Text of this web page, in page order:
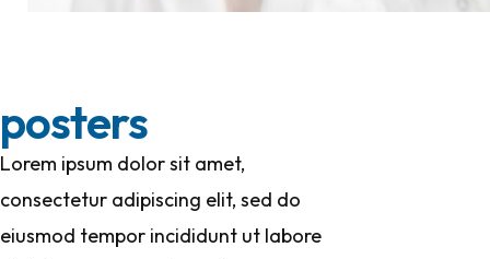
posters
Lorem ipsum dolor sit amet,
consectetur adipiscing elit, sed do
eiusmod tempor incididunt ut labore